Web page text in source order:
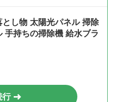
とし物 太陽光パネル 掃除
手持ちの掃除機 給水ブラ
行